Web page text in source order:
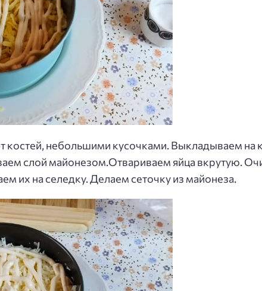
костей, небольшими кусочками. Выкладываем на
слой майонезом.Отвариваем яйца вкрутую.
их на селедку. Делаем сеточку из майонеза.